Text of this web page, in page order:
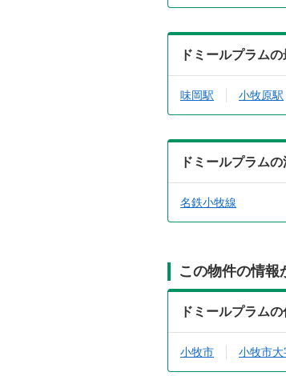
ドミールプラム
味岡駅 小牧原駅
ドミールプラム
名鉄小牧線
この物件の情報
ドミールプラム
小牧市 小牧市大